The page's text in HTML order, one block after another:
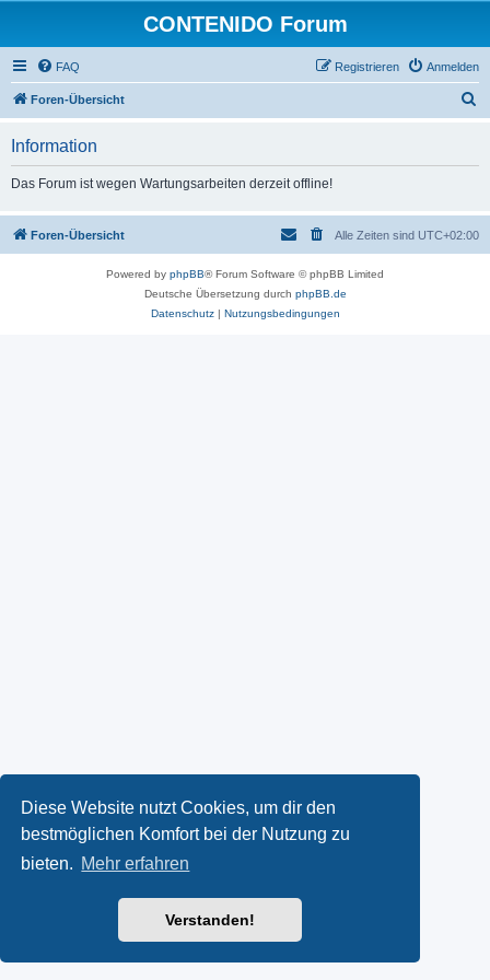
Diese Website nutzt Cookies, um dir den
bestmöglichen Komfort bei der Nutzung zu
bieten. Mehr erfahren
Verstanden!
CONTENIDO Forum
FAQ Anmelden
Registrieren
Foren-Übersicht
Information
Das Forum ist wegen Wartungsarbeiten derzeit offline!
Foren-Übersicht Alle Zeiten sind UTC+02:00
Powered by phpBB® Forum Software © phpBB Limited
Deutsche Übersetzung durch phpBB.de
Datenschutz| Nutzungsbedingungen